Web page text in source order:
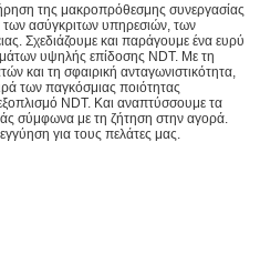
της μακροπρόθεσμης συνεργασίας
ασύγκριτων υπηρεσιών, των
Σχεδιάζουμε και παράγουμε ένα ευρύ
υψηλής επίδοσης NDT. Με τη
και τη σφαιρική ανταγωνιστικότητα,
των παγκόσμιας ποιότητας
NDT. Και αναπτύσσουμε τα
σύμφωνα με τη ζήτηση στην αγορά.
για τους πελάτες μας.